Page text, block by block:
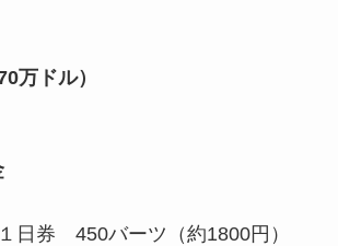
万ドル）
日券 450バーツ（約1800円）